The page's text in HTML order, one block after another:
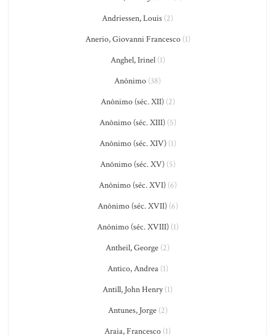
Andriessen, Louis (2)
Anerio, Giovanni Francesco(1)
Anghel, Irinel(1)
Anônimo (38)
Anônimo (séc. XII)(2)
Anônimo (séc. XIII)(5)
Anônimo (séc. XIV)(1)
Anônimo (séc. XV)(5)
Anônimo (séc. XVI)(6)
Anônimo (séc. XVII)(6)
Anônimo (séc. XVIII)(1)
Antheil, George (2)
Antico, Andrea(1)
Antill, John Henry(1)
Antunes, Jorge(2)
Araia, Francesco (1)